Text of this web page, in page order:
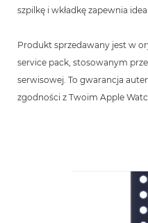
szpilkę i wkładkę zapewnia
Produkt sprzedawany jest w
service pack, stosowanym
serwisowej. To gwarancja
zgodności z Twoim Apple